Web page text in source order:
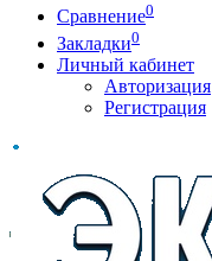
Сравнение0
Закладки0
Личный кабинет
Авторизация
Регистрация